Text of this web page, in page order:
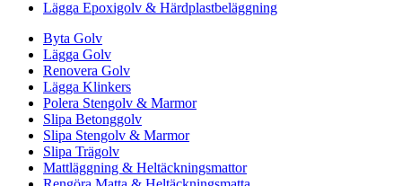
Lägga Epoxigolv & Härdplastbeläggning
Byta Golv
Lägga Golv
Renovera Golv
Lägga Klinkers
Polera Stengolv & Marmor
Slipa Betonggolv
Slipa Stengolv & Marmor
Slipa Trägolv
Mattläggning & Heltäckningsmattor